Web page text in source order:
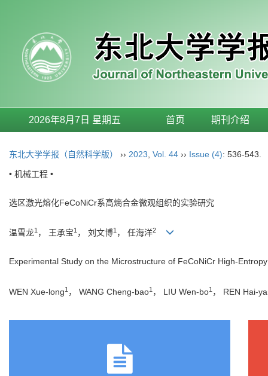
2026年8月7日 星期五 首页 期刊介绍
东北大学学报（自然科学版） ›› 2023 Vol. 44 ›› Issue (4): 536-543.
• 机械工程 •
选区激光熔化FeCoNiCr系高熵合金微观组织的实验研究
温雪龙1 ， 王承宝1 ， 刘文博1 ， 任海洋2
Experimental Study on the Microstructure of FeCoNiCr High-
WEN Xue-long1 ， WANG Cheng-bao1 ， LIU Wen-bo1 ， REN Hai-